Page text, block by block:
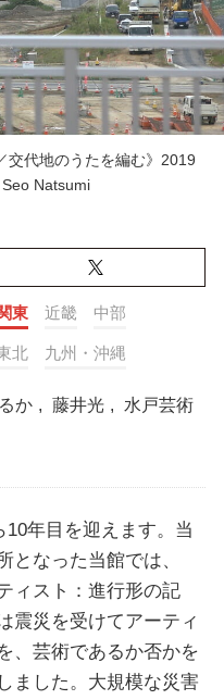
交代地のうたを編む》2019
Natsumi
東 近畿 中部
北 九州・沖縄
か , 藤井光 ,
水戸芸術
年目を迎えます。当
となった当館では、
ィスト：進行形の記
震災を受けてアーティ
、芸術であるか否かを
ました。大規模な災害